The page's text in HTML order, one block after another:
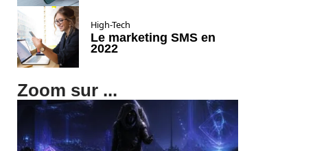
High-Tech
Le marketing SMS en
2022
Zoom sur ...